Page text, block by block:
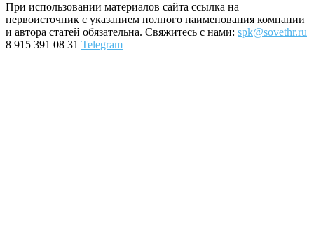
При использовании материалов сайта ссылка на
первоисточник с указанием полного наименования компании
и автора статей обязательна. Свяжитесь с нами: spk@sovethr.ru
8 915 391 08 31 Telegram